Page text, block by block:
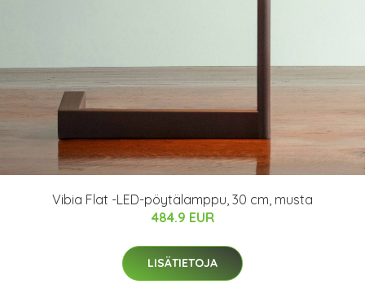
Vibia Flat -LED-pöytälamppu, 30 cm, musta
484.9 EUR
LISÄTIETOJA